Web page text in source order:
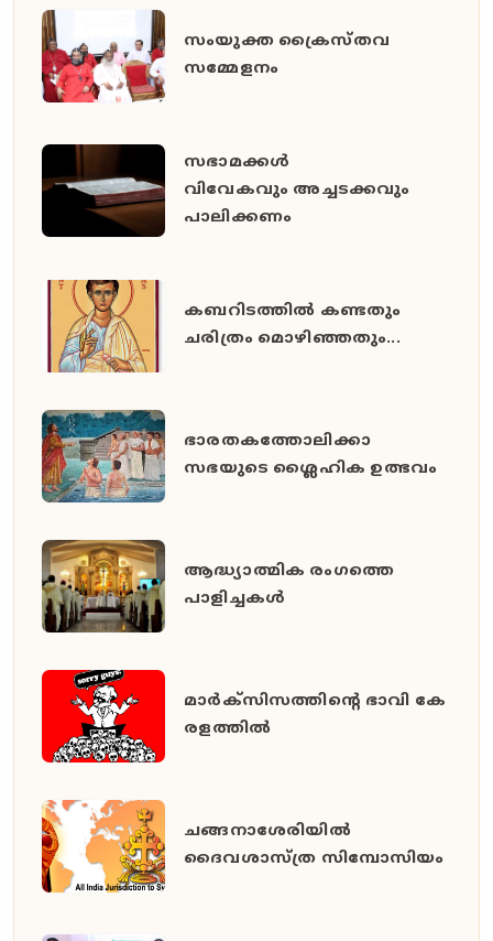
സംയുക്ത ക്രൈസ്തവ
സമ്മേളനം
സഭാമക്കള്‍
വിവേകവും അച്ചടക്കവും
പാലിക്കണം
കബറിടത്തില്‍ കണ്ടതും
ചരിത്രം മൊഴിഞ്ഞതും...
ഭാരതകത്തോലിക്കാ
സഭയുടെ ശ്ലൈഹിക ഉത്ഭവം
ആദ്ധ്യാത്മിക രംഗത്തെ
പാളിച്ചകള്‍
മാ​ർ​ക്സി​സ​ത്തി​ന്‍റെ ഭാ​വി കേ​
ര​ള​ത്തി​ൽ
ചങ്ങനാശേരിയില്‍
ദൈവശാസ്ത്ര സിമ്പോസിയം